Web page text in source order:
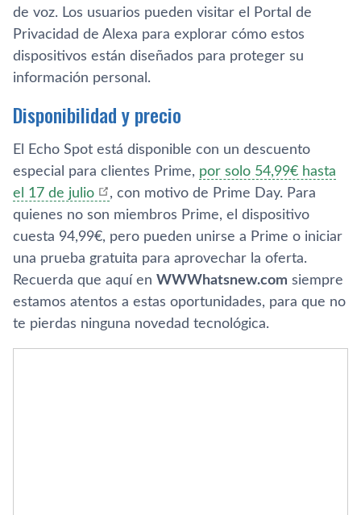
de voz. Los usuarios pueden visitar el Portal de
Privacidad de Alexa para explorar cómo estos
dispositivos están diseñados para proteger su
información personal.
Disponibilidad y precio
El Echo Spot está disponible con un descuento
especial para clientes Prime, por solo 54,99€ hasta
el 17 de julio
, con motivo de Prime Day. Para
quienes no son miembros Prime, el dispositivo
cuesta 94,99€, pero pueden unirse a Prime o iniciar
una prueba gratuita para aprovechar la oferta.
Recuerda que aquí en WWWhatsnew.com siempre
estamos atentos a estas oportunidades, para que no
te pierdas ninguna novedad tecnológica.